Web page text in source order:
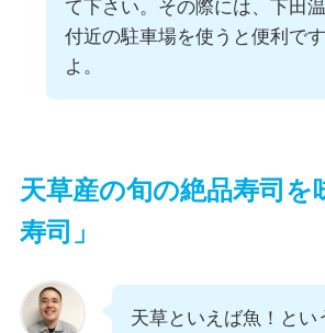
て下さい。その際には、下田
付近の駐車場を使うと便利です
よ。
天草産の旬の絶品寿司を
寿司」
天草といえば魚！とい